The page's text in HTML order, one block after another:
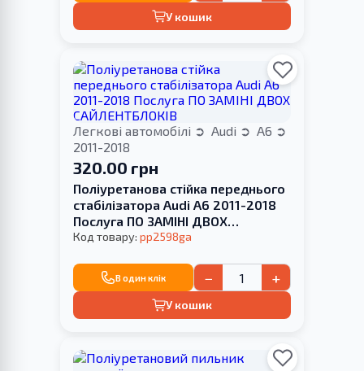
У кошик
Легкові автомобілі Audi
A6
2011-2018
320.00 грн
Поліуретанова стійка переднього
стабілізатора Audi A6 2011-2018
Послуга ПО ЗАМІНІ ДВОХ
САЙЛЕНТБЛОКІВ
Код товару: pp2598ga
В один клік − +
У кошик